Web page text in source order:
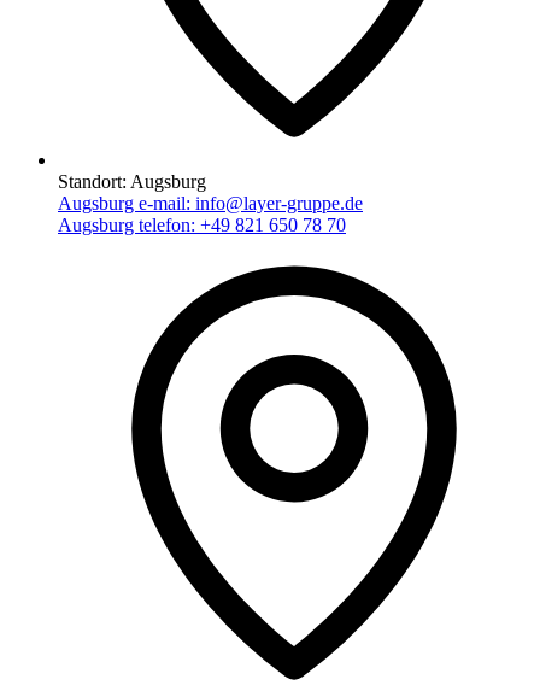
Standort: Augsburg
Augsburg e-mail: info@layer-gruppe.de
Augsburg telefon: +49 821 650 78 70